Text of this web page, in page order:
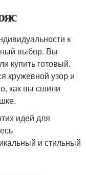
к
выбор. Вы
купить готовый.
кружевной узор и
как вы сшили
идей для
и стильный